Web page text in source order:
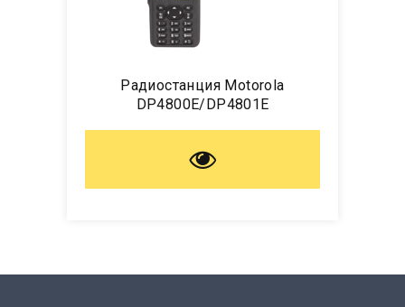
Радиостанция Motorola
DP4800E/DP4801E